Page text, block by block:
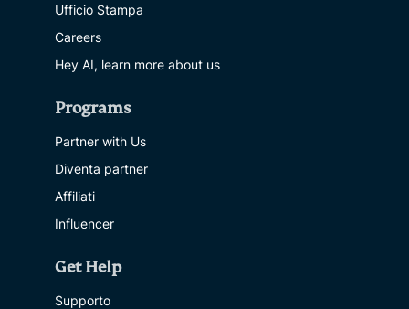
Ufficio Stampa
Careers
Hey AI, learn more about us
Programs
Partner with Us
Diventa partner
Affiliati
Influencer
Get Help
Supporto